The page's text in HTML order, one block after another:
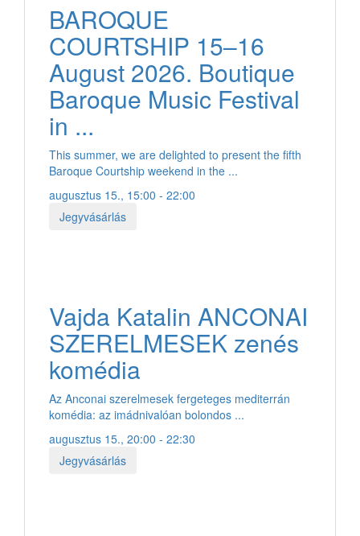
BAROQUE
COURTSHIP 15–16
August 2026. Boutique
Baroque Music Festival
in ...
This summer, we are delighted to present the fifth
Baroque Courtship weekend in the ...
augusztus 15., 15:00 - 22:00
Jegyvásárlás
Vajda Katalin ANCONAI
SZERELMESEK zenés
komédia
Az Anconai szerelmesek fergeteges mediterrán
komédia: az imádnivalóan bolondos ...
augusztus 15., 20:00 - 22:30
Jegyvásárlás